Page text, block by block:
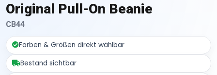
Original Pull-On Beanie
CB44
Farben & Größen direkt wählbar
Bestand sichtbar